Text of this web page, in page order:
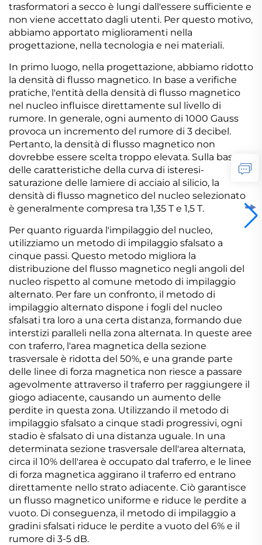
trasformatori a secco è lungi dall'essere sufficiente e
non viene accettato dagli utenti. Per questo motivo,
abbiamo apportato miglioramenti nella
progettazione, nella tecnologia e nei materiali.
In primo luogo, nella progettazione, abbiamo ridotto
la densità di flusso magnetico. In base a verifiche
pratiche, l'entità della densità di flusso magnetico
nel nucleo influisce direttamente sul livello di
rumore. In generale, ogni aumento di 1000 Gauss
provoca un incremento del rumore di 3 decibel.
Pertanto, la densità di flusso magnetico non
dovrebbe essere scelta troppo elevata. Sulla base
delle caratteristiche della curva di isteresi-
saturazione delle lamiere di acciaio al silicio, la
densità di flusso magnetico del nucleo selezionato
è generalmente compresa tra 1,35 T e 1,5 T.
Per quanto riguarda l'impilaggio del nucleo,
utilizziamo un metodo di impilaggio sfalsato a
cinque passi. Questo metodo migliora la
distribuzione del flusso magnetico negli angoli del
nucleo rispetto al comune metodo di impilaggio
alternato. Per fare un confronto, il metodo di
impilaggio alternato dispone i fogli del nucleo
sfalsati tra loro a una certa distanza, formando due
interstizi paralleli nella zona alternata. In queste aree
con traferro, l'area magnetica della sezione
trasversale è ridotta del 50%, e una grande parte
delle linee di forza magnetica non riesce a passare
agevolmente attraverso il traferro per raggiungere il
giogo adiacente, causando un aumento delle
perdite in questa zona. Utilizzando il metodo di
impilaggio sfalsato a cinque stadi progressivi, ogni
stadio è sfalsato di una distanza uguale. In una
determinata sezione trasversale dell'area alternata,
circa il 10% dell'area è occupato dal traferro, e le linee
di forza magnetica aggirano il traferro ed entrano
direttamente nello strato adiacente. Ciò garantisce
un flusso magnetico uniforme e riduce le perdite a
vuoto. Di conseguenza, il metodo di impilaggio a
gradini sfalsati riduce le perdite a vuoto del 6% e il
rumore di 3-5 dB.